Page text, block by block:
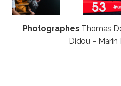
Photographes Thomas
Didou – Marin